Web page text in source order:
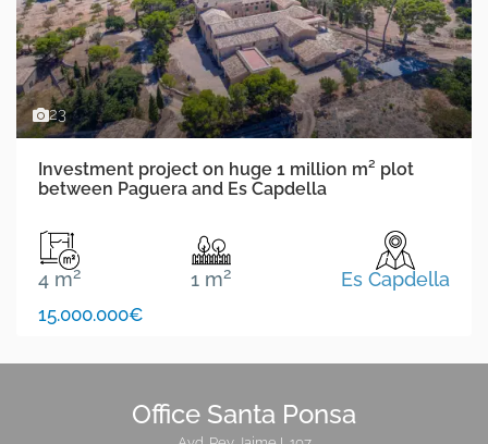
23
Investment project on huge 1 million m² plot
between Paguera and Es Capdella
4 m2 1 m2 Es Capdella
15.000.000€
Office Santa Ponsa